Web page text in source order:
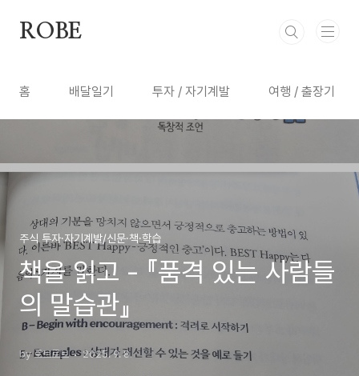
ROBE
홈 배달일기 투자 / 자기계발 여행 / 출장기
주식 투자·자기계발/신문·책·학습
책을 읽고 - 『품격 있는 사람들
의 말습관』
by 로브로브 2025. 9. 8.